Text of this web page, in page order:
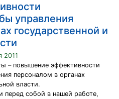
управления
государственной и
2011
– повышение эффективности
персоналом в органах
власти.
перед собой в нашей работе,